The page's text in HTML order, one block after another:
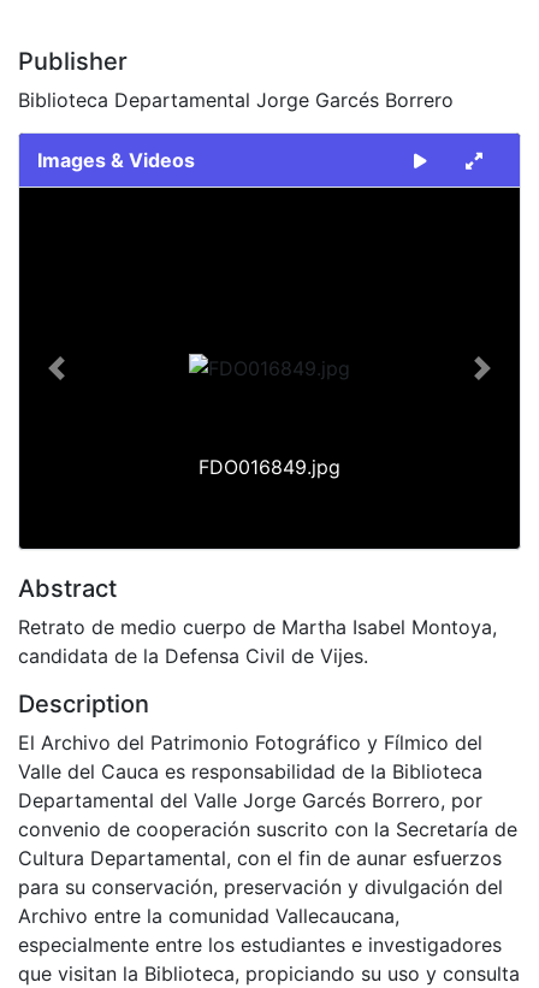
Publisher
Biblioteca Departamental Jorge Garcés Borrero
Images & Videos
FDO016849.jpg
Previous Next
Abstract
Retrato de medio cuerpo de Martha Isabel Montoya,
candidata de la Defensa Civil de Vijes.
Description
El Archivo del Patrimonio Fotográfico y Fílmico del
Valle del Cauca es responsabilidad de la Biblioteca
Departamental del Valle Jorge Garcés Borrero, por
convenio de cooperación suscrito con la Secretaría de
Cultura Departamental, con el fin de aunar esfuerzos
para su conservación, preservación y divulgación del
Archivo entre la comunidad Vallecaucana,
especialmente entre los estudiantes e investigadores
que visitan la Biblioteca, propiciando su uso y consulta